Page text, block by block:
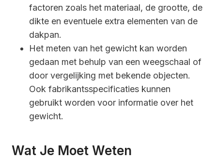
factoren zoals het materiaal, de grootte, de
dikte en eventuele extra elementen van de
dakpan.
Het meten van het gewicht kan worden
gedaan met behulp van een weegschaal of
door vergelijking met bekende objecten.
Ook fabrikantsspecificaties kunnen
gebruikt worden voor informatie over het
gewicht.
Wat Je Moet Weten